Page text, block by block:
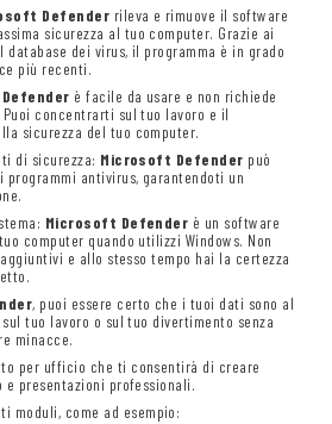
Defender rileva e rimuove il software
sicurezza al tuo computer. Grazie ai
dei virus, il programma è in grado
più recenti.
è facile da usare e non richiede
concentrarti sul tuo lavoro e il
sicurezza del tuo computer.
di sicurezza: Microsoft Defender può
antivirus, garantendoti un
Microsoft Defender è un software
computer quando utilizzi Windows. Non
e allo stesso tempo hai la certezza
, puoi essere certo che i tuoi dati sono al
tuo lavoro o sul tuo divertimento senza
minacce.
per ufficio che ti consentirà di creare
presentazioni professionali.
moduli, come ad esempio: